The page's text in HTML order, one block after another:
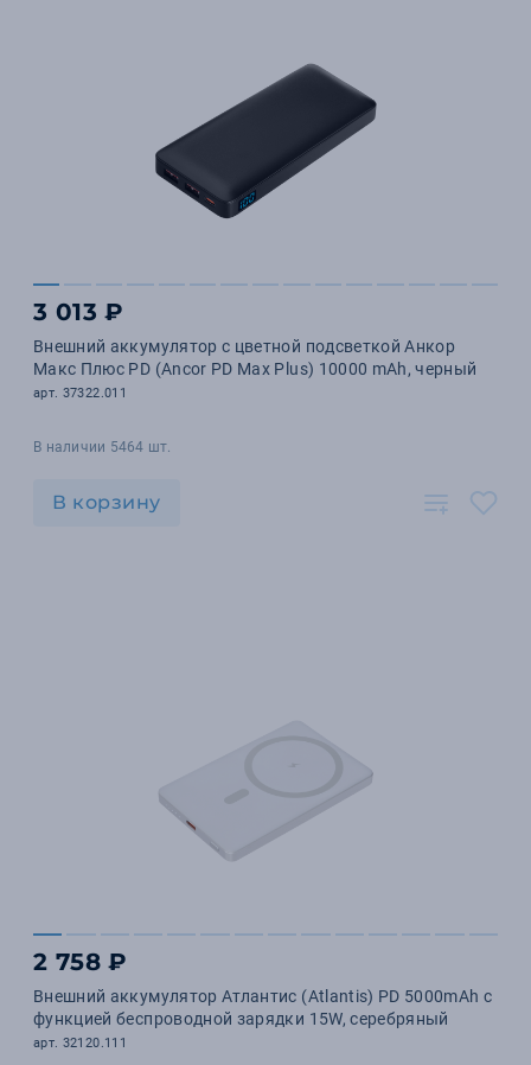
3 013 ₽
Внешний аккумулятор с цветной подсветкой Анкор
Макс Плюс PD (Ancor PD Max Plus) 10000 mAh, черный
арт. 37322.011
В наличии 5464 шт.
В корзину
2 758 ₽
Внешний аккумулятор Атлантис (Atlantis) PD 5000mAh с
функцией беспроводной зарядки 15W, серебряный
арт. 32120.111